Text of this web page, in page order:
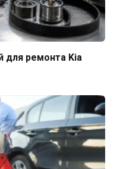
для ремонта Kia